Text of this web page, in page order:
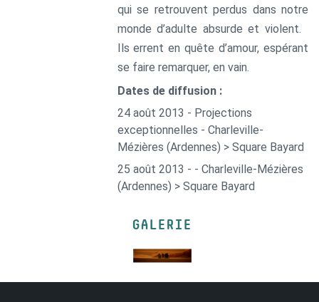
qui se retrouvent perdus dans notre
monde d’adulte absurde et violent.
Ils errent en quête d’amour, espérant
se faire remarquer, en vain.
Dates de diffusion :
24 août 2013 - Projections
exceptionnelles - Charleville-
Mézières (Ardennes) > Square Bayard
25 août 2013 - - Charleville-Mézières
(Ardennes) > Square Bayard
GALERIE